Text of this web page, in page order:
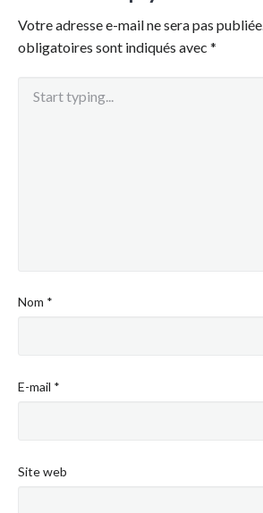
Votre adresse e-mail ne sera pas publiée.
obligatoires sont indiqués avec *
Nom *
E-mail *
Site web